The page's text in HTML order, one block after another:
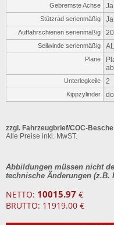
Gebremste Achse Ja
Stützrad serienmäßig Ja
Auffahrschienen serienmäßig
Seilwinde serienmäßig
Plane
Unterlegkeile 2
Kippzylinder
zzgl. Fahrzeugbrief/COC-
Alle Preise inkl. MwST.
Abbildungen müssen nicht
technische Änderungen (z.B.
NETTO: 10015.97 €
BRUTTO: 11919.00 €